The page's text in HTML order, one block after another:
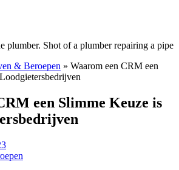
& Beroepen » Waarom een CRM een
een Slimme Keuze is